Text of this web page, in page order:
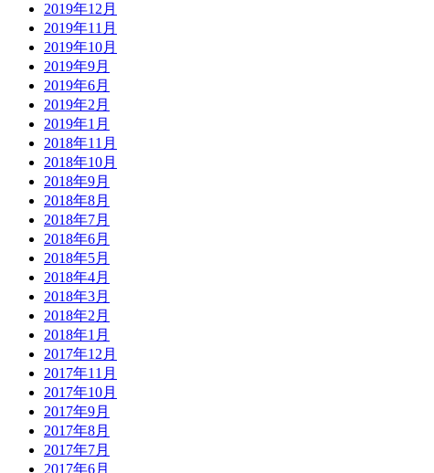
2019年12月
2019年11月
2019年10月
2019年9月
2019年6月
2019年2月
2019年1月
2018年11月
2018年10月
2018年9月
2018年8月
2018年7月
2018年6月
2018年5月
2018年4月
2018年3月
2018年2月
2018年1月
2017年12月
2017年11月
2017年10月
2017年9月
2017年8月
2017年7月
2017年6月